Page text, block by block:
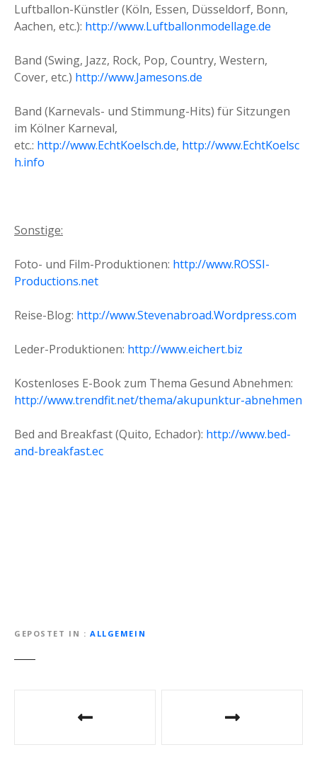
Luftballon-Künstler (Köln, Essen, Düsseldorf, Bonn,
Aachen, etc.): http://www.Luftballonmodellage.de
Band (Swing, Jazz, Rock, Pop, Country, Western,
Cover, etc.) http://www.Jamesons.de
Band (Karnevals- und Stimmung-Hits) für Sitzungen
im Kölner Karneval,
etc.: http://www.EchtKoelsch.de, http://www.EchtKoelsc
h.info
Sonstige:
Foto- und Film-Produktionen: http://www.ROSSI-
Productions.net
Reise-Blog: http://www.Stevenabroad.Wordpress.com
Leder-Produktionen: http://www.eichert.biz
Kostenloses E-Book zum Thema Gesund Abnehmen:
http://www.trendfit.net/thema/akupunktur-abnehmen
Bed and Breakfast (Quito, Echador): http://www.bed-
and-breakfast.ec
GEPOSTET IN ALLGEMEIN